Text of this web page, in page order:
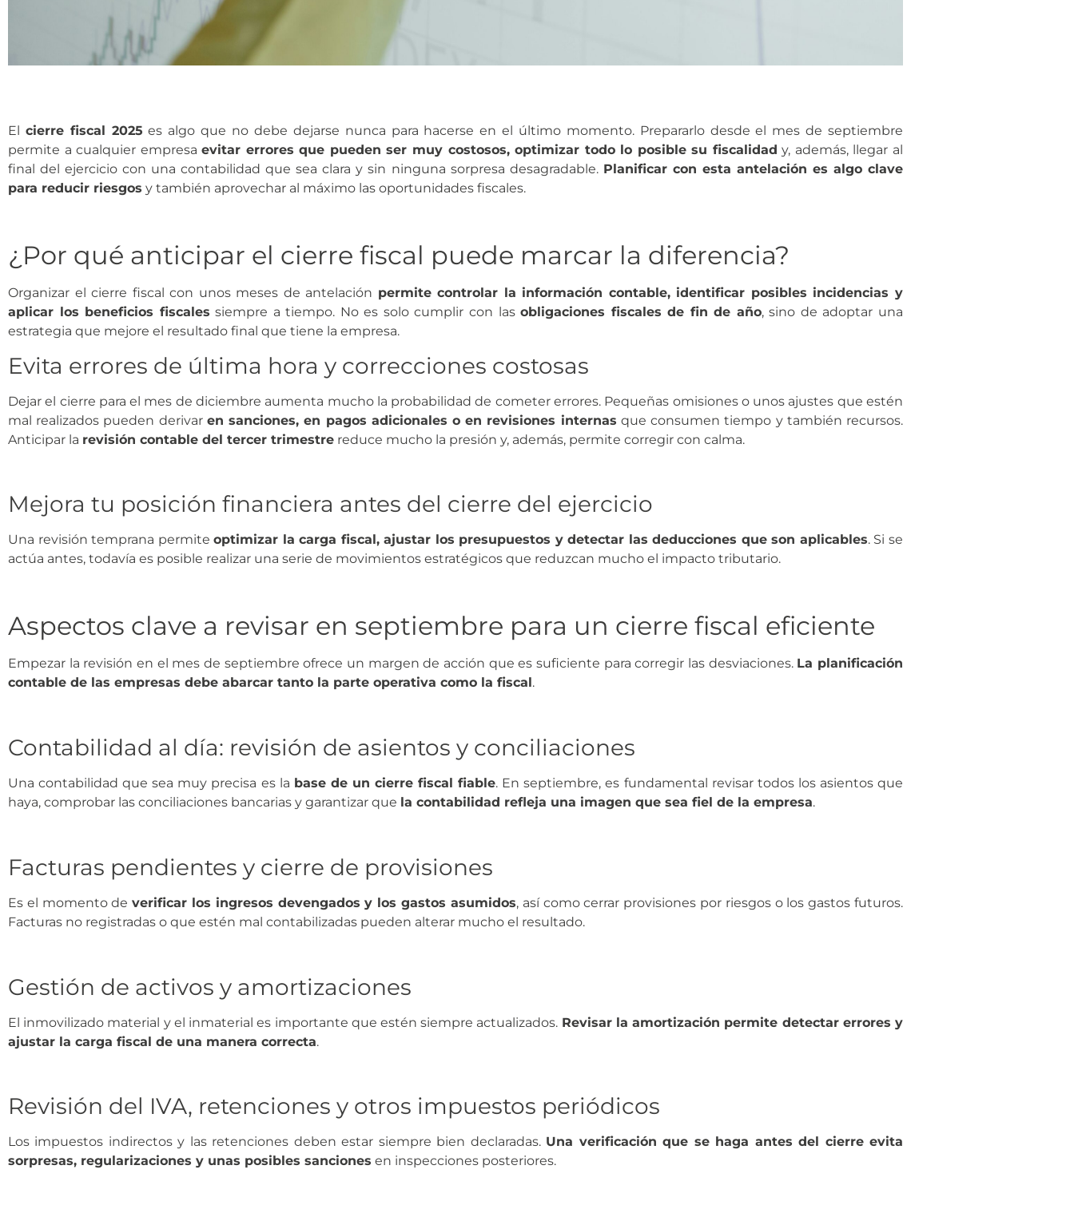
El cierre fiscal 2025 es algo que no debe dejarse nunca para hacerse en el último momento. Prepararlo desde el mes de septiembre
permite a cualquier empresaevitar errores que pueden ser muy costosos, optimizar todo lo posible su fiscalidad y, además, llegar al
final del ejercicio con una contabilidad que sea clara y sin ninguna sorpresa desagradable. Planificar con esta antelación es algo clave
para reducir riesgos y también aprovechar al máximo las oportunidades fiscales.
¿Por qué anticipar el cierre fiscal puede marcar la diferencia?
Organizar el cierre fiscal con unos meses de antelación permite controlar la información contable, identificar posibles incidencias y
aplicar los beneficios fiscales siempre a tiempo. No es solo cumplir con lasobligaciones fiscales de fin de año, sino de adoptar una
estrategia que mejore el resultado final que tiene la empresa.
Evita errores de última hora y correcciones costosas
Dejar el cierre para el mes de diciembre aumenta mucho la probabilidad de cometer errores. Pequeñas omisiones o unos ajustes que estén
mal realizados pueden derivar en sanciones, en pagos adicionales o en revisiones internas que consumen tiempo y también recursos.
Anticipar la revisión contable del tercer trimestre reduce mucho la presión y, además, permite corregir con calma.
Mejora tu posición financiera antes del cierre del ejercicio
Una revisión temprana permiteoptimizar la carga fiscal, ajustar los presupuestos y detectar las deducciones que son aplicables. Si se
actúa antes, todavía es posible realizar una serie de movimientos estratégicos que reduzcan mucho el impacto tributario.
Aspectos clave a revisar en septiembre para un cierre fiscal eficiente
Empezar la revisión en el mes de septiembre ofrece un margen de acción que es suficiente para corregir las desviaciones. La planificación
contable de las empresas debe abarcar tanto la parte operativa como la fiscal .
Contabilidad al día: revisión de asientos y conciliaciones
Una contabilidad que sea muy precisa es la base de un cierre fiscal fiable. En septiembre, es fundamental revisar todos los asientos que
haya, comprobar las conciliaciones bancarias y garantizar que la contabilidad refleja una imagen que sea fiel de la empresa.
Facturas pendientes y cierre de provisiones
Es el momento deverificar los ingresos devengados y los gastos asumidos, así como cerrar provisiones por riesgos o los gastos futuros.
Facturas no registradas o que estén mal contabilizadas pueden alterar mucho el resultado.
Gestión de activos y amortizaciones
El inmovilizado material y el inmaterial es importante que estén siempre actualizados. Revisar la amortización permite detectar errores y
ajustar la carga fiscal de una manera correcta.
Revisión del IVA, retenciones y otros impuestos periódicos
Los impuestos indirectos y las retenciones deben estar siempre bien declaradas. Una verificación que se haga antes del cierre evita
sorpresas, regularizaciones y unas posibles sanciones en inspecciones posteriores.